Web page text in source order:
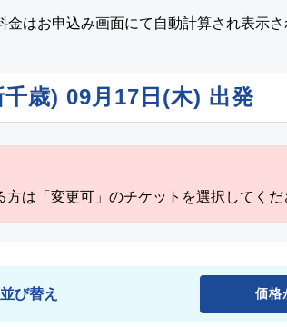
はお申込み画面にて自動計算され表示さ
歳) 09月17日(木) 出発
は「変更可」のチケットを選択してくだ
並び替え 価格